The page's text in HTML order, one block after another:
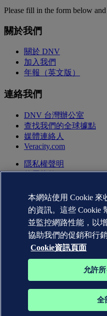
Please fill in the form below
關於我們
關於 DNV
加入我們
年報（英文版）
連絡我們
DNV 台灣辦公室
查找我們的全球據點
媒體連絡人
Veracity.com
隱私權聲明
使用條款
Cookie資訊
本網站使用 Cookie 來
的資訊。這些 Cookie
並監控網路性能，以
協助我們的促銷和行
Cookie資訊頁面
允許
全